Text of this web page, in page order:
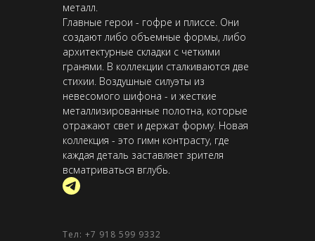
металл.
Главные герои - гофре и плиссе. Они
создают либо объемные формы, либо
архитектурные складки с четкими
гранями. В коллекции сталкиваются две
стихии. Воздушные силуэты из
невесомого шифона - и жесткие
металлизированные полотна, которые
отражают свет и держат форму. Новая
коллекция - это гимн контрасту, где
каждая деталь заставляет зрителя
всматриваться вглубь.
Тел: +7 918 599 9332